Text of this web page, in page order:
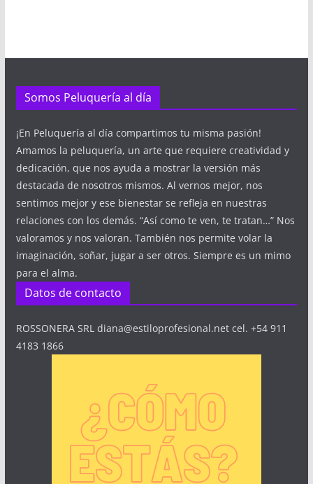
Somos Peluquería al día
¡En Peluquería al día compartimos tu misma pasión!
Amamos la peluquería, un arte que requiere creatividad y
dedicación, que nos ayuda a mostrar la versión más
destacada de nosotros mismos. Al vernos mejor, nos
sentimos mejor y ese bienestar se refleja en nuestras
relaciones con los demás. “Así como te ven, te tratan…” Nos
valoramos y nos valoran. También nos permite volar la
imaginación, soñar, jugar a ser otros. Siempre es un mimo
para el alma.
Datos de contacto
ROSSONERA SRL diana@estiloprofesional.net cel. +54 911
4183 1866